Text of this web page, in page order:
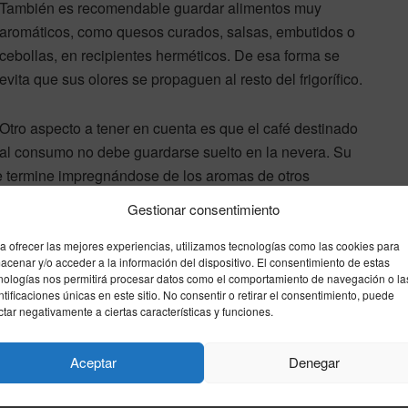
Gestionar consentimiento
ofrecer las mejores experiencias, utilizamos tecnologías como las cookies para
y/o acceder a la información del dispositivo. El consentimiento de estas
nos permitirá procesar datos como el comportamiento de navegación o
únicas en este sitio. No consentir o retirar el consentimiento, puede
negativamente a ciertas características y funciones.
Aceptar Denegar
También es recomendable guardar alimentos muy
aromáticos, como quesos curados, salsas, embutidos o
cebollas, en recipientes herméticos. De esa forma se
evita que sus olores se propaguen al resto del frigorífico.
Otro aspecto a tener en cuenta es que el café destinado
al consumo no debe guardarse suelto en la nevera. Su
impregnándose de los aromas de otros
natural, pero debe utilizarse como
conservación de los alimentos. Combinado con
a mantener la nevera fresca sin recurrir a productos
nevera trucos caseros